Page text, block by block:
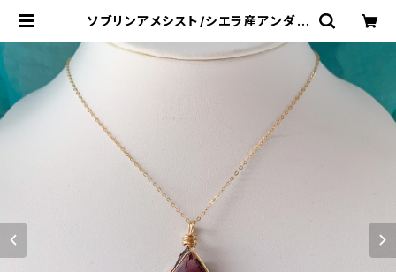
ソブリンアメシスト/シエラ産アンダラ
e-wp4 | アンダラクリスタル・ミュ
ゼ/ティファレット・レイ